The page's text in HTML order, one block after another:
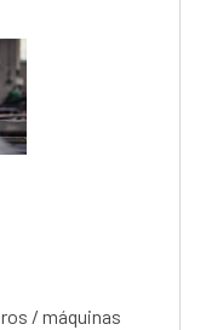
/ máquinas